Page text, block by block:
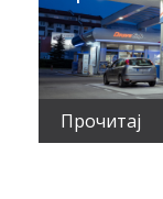
Прочитај